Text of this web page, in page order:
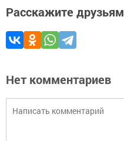
Расскажите друзьям
Нет комментариев